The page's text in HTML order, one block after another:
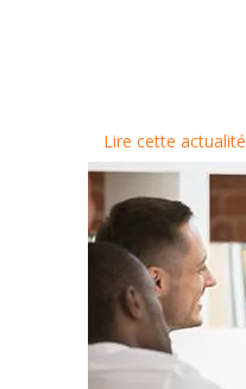
Lire cette actualité